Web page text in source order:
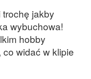
jakby
wybuchowa!
hobby
widać w klipie